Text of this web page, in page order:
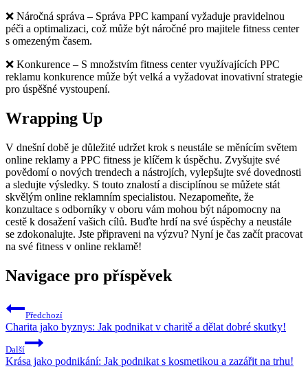
❌ Náročná správa – Správa PPC kampaní vyžaduje pravidelnou
péči a optimalizaci, což může být náročné pro majitele fitness center
s omezeným časem.
❌ Konkurence – S množstvím fitness center využívajících PPC
reklamu konkurence může být velká a vyžadovat inovativní strategie
pro úspěšné vystoupení.
Wrapping Up
V dnešní době je důležité udržet krok s neustále se měnícím světem
online reklamy a PPC fitness je klíčem k úspěchu. Zvyšujte své
povědomí o nových trendech a nástrojích, vylepšujte své dovednosti
a sledujte výsledky. S touto znalostí a disciplínou se můžete stát
skvělým online reklamním specialistou. Nezapomeňte, že
konzultace s odborníky v oboru vám mohou být nápomocny na
cestě k dosažení vašich cílů. Buďte hrdí na své úspěchy a neustále
se zdokonalujte. Jste připraveni na výzvu? Nyní je čas začít pracovat
na své fitness v online reklamě!
Navigace pro příspěvek
Předchozí
Charita jako byznys: Jak podnikat v charitě a dělat dobré skutky!
Další
Krása jako podnikání: Jak podnikat s kosmetikou a zazářit na trhu!